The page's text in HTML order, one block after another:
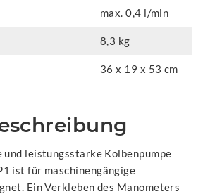
max. 0,4 l/min
8,3 kg
36 x 19 x 53 cm
und leistungsstarke Kolbenpumpe
ist für maschinengängige
Ein Verkleben des Manometers